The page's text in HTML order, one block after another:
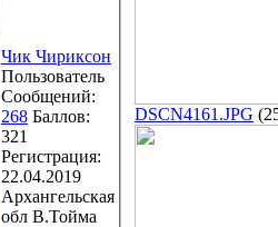
Чик Чириксон
Пользователь
Сообщений:
268 Баллов:
321
Регистрация:
22.04.2019
Архангельская
обл В.Тойма
DSCN4161.JPG